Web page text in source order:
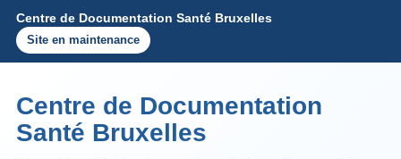
Centre de Documentation Santé Bruxelles
Site en maintenance
Centre de Documentation
Santé Bruxelles